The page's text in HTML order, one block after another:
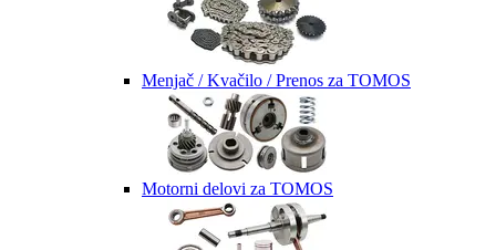
Menjač / Kvačilo / Prenos za TOMOS
Motorni delovi za TOMOS